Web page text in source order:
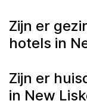
Zijn er
hotels in
Zijn er
in New